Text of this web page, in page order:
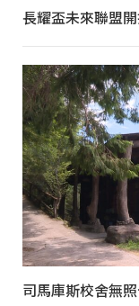
長耀盃未來聯盟
司馬庫斯校舍無